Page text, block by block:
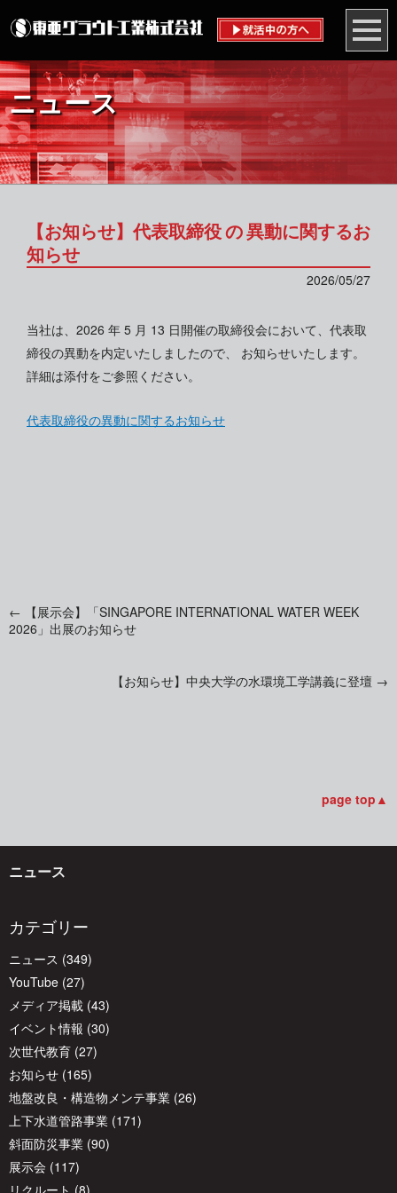
ニュース
【お知らせ】代表取締役 の 異動に関するお
知らせ
2026/05/27
当社は、2026 年 5 月 13 日開催の取締役会において、代表取
締役の異動を内定いたしましたので、 お知らせいたします。
詳細は添付をご参照ください。
代表取締役の異動に関するお知らせ
投
ゲ
シ
ョ
ン
← 【展示会】「SINGAPORE INTERNATIONAL WATER WEEK
2026」出展のお知らせ
【お知らせ】中央大学の水環境工学講義に登壇 →
page top▲
ニュース
カテゴリー
ニュース (349)
YouTube (27)
メディア掲載 (43)
イベント情報 (30)
次世代教育 (27)
お知らせ (165)
地盤改良・構造物メンテ事業 (26)
上下水道管路事業 (171)
斜面防災事業 (90)
展示会 (117)
リクルート (8)